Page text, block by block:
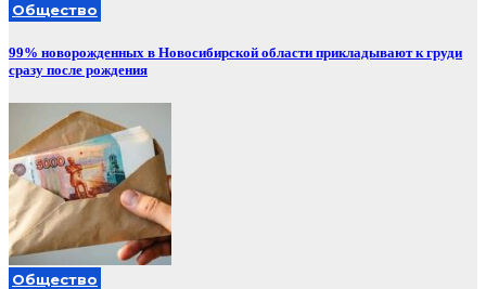
Общество
99% новорожденных в Новосибирской области прикладывают к груди
сразу после рождения
Общество